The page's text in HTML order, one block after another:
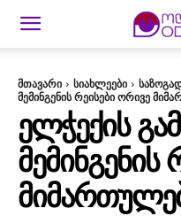
მთავარი სიახლეები
მემინგენის რეისები ორივე
ᲔᲚᲭᲔᲥᲘᲡ
ᲛᲔᲛᲘᲜᲒᲔᲜᲘᲡ